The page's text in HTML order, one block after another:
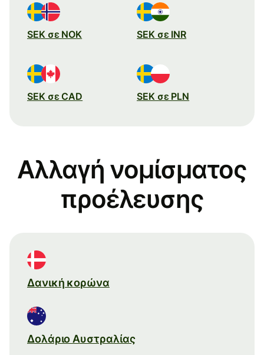
SEK σε NOK SEK σε INR
SEK σε CAD SEK σε PLN
Αλλαγή νομίσματος
προέλευσης
Δανική κορώνα
Δολάριο Αυστραλίας